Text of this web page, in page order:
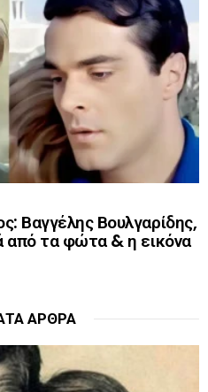
Βαγγέλης Βουλγαρίδης,
από τα φώτα & η εικόνα
ΆΡΘΡΑ